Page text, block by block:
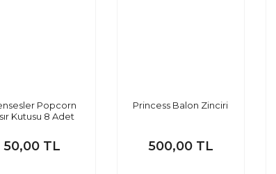
Popcorn
Kutusu 8 Adet
50,00 TL
Princess Balon Zinciri
500,00 TL